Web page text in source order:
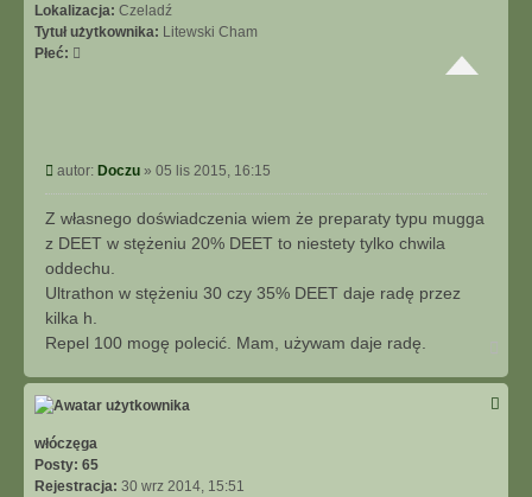
Lokalizacja: Czeladź
Tytuł użytkownika: Litewski Cham
Płeć:
P
o
s
autor: Doczu » 05 lis 2015, 16:15
Z własnego doświadczenia wiem że preparaty typu mugga
z DEET w stężeniu 20% DEET to niestety tylko chwila
oddechu.
Ultrathon w stężeniu 30 czy 35% DEET daje radę przez
kilka h.
Repel 100 mogę polecić. Mam, używam daje radę.
g
ó
włóczęga
Posty: 65
Rejestracja: 30 wrz 2014, 15:51